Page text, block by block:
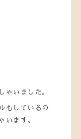
ゃいました。
もしているの
います。